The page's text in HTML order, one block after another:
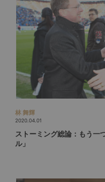
林 舞輝
2020.04.01
ストーミング総論：もう一
ル」